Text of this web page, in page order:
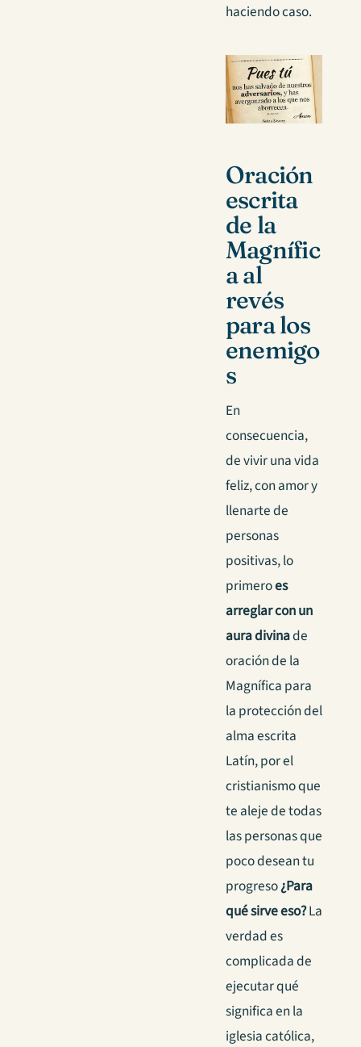
haciendo caso.
Oración
escrita
de la
Magnífic
a al
revés
para los
enemigo
s
En
consecuencia,
de vivir una vida
feliz, con amor y
llenarte de
personas
positivas, lo
primeroes
arreglar con un
aura divinade
oración de la
Magnífica para
la protección del
alma escrita
Latín, por el
cristianismo que
te aleje de todas
las personas que
poco desean tu
progreso¿Para
qué sirve eso?La
verdad es
complicada de
ejecutar qué
significa en la
iglesia católica,